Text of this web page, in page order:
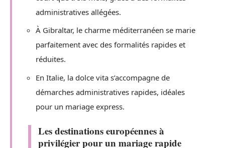
administratives allégées.
À Gibraltar, le charme méditerranéen se marie
parfaitement avec des formalités rapides et
réduites.
En Italie, la dolce vita s’accompagne de
démarches administratives rapides, idéales
pour un mariage express.
Les destinations européennes à
privilégier pour un mariage rapide